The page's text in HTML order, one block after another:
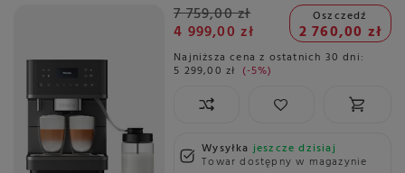
7 759,00 zł
4 999,00 zł
Oszczedź
2 760,00 zł
Najniższa cena z ostatnich 30 dni:
5 299,00 zł -5%
Wysyłkajeszcze dzisiaj
Towar dostępny w magazynie